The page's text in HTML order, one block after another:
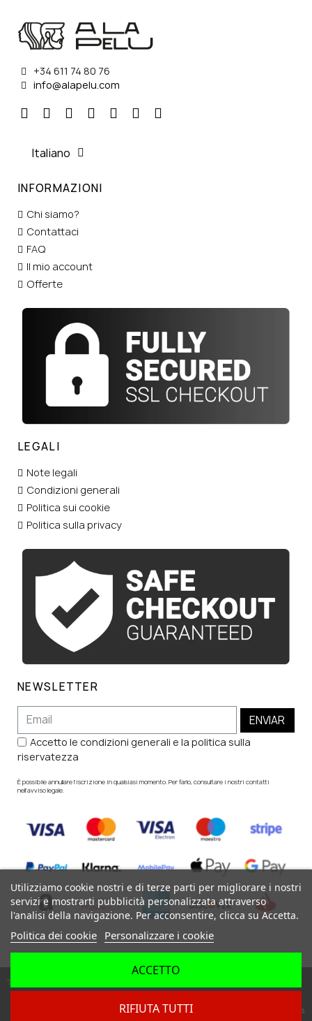
+34 611 74 80 76
info@alapelu.com
Italiano
INFORMAZIONI
Chi siamo?
Contattaci
FAQ
Il mio account
Offerte
LEGALI
Note legali
Condizioni generali
Politica sui cookie
Politica sulla privacy
NEWSLETTER
ENVIAR
Accetto le condizioni generali e la politica sulla
riservatezza
È possibile annullare l'iscrizione in qualsiasi momento. Per farlo, consultare i nostri contatti
nell'avviso legale.
Tutti i diritti riservati ©
Dev. by Digital Agency Barcelona
Utilizziamo cookie nostri e di terze parti per migliorare i nostri
servizi e mostrarti pubblicità personalizzata attraverso
l'analisi della navigazione. Per acconsentire, clicca su Accetta.
Politica dei cookie Personalizzare i cookie
RIFIUTA TUTTI
ACCETTO